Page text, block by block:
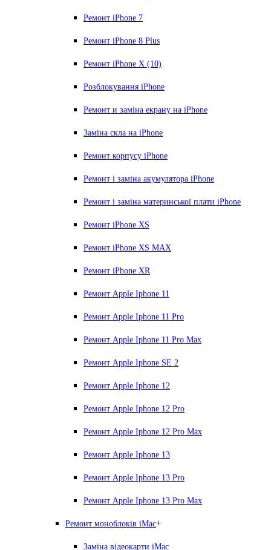
Ремонт iPhone 7
Ремонт iPhone 8 Plus
Ремонт iPhone X (10)
Розблокування iPhone
Ремонт и заміна екрану на iPhone
Заміна скла на iPhone
Ремонт корпусу iPhone
Ремонт і заміна акумулятора iPhone
Ремонт і заміна материнської плати iPhone
Ремонт iPhone XS
Ремонт iPhone XS MAX
Ремонт iPhone XR
Ремонт Apple Iphone 11
Ремонт Apple Iphone 11 Pro
Ремонт Apple Iphone 11 Pro Max
Ремонт Apple Iphone SE 2
Ремонт Apple Iphone 12
Ремонт Apple Iphone 12 Pro
Ремонт Apple Iphone 12 Pro Max
Ремонт Apple Iphone 13
Ремонт Apple Iphone 13 Pro
Ремонт Apple Iphone 13 Pro Max
Ремонт моноблоків iMac+
Заміна відеокарти iMac